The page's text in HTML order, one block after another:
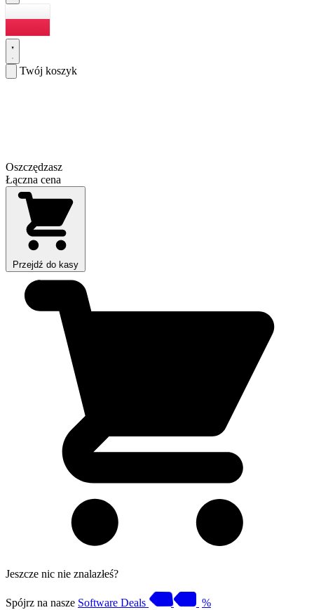
Twój koszyk
Oszczędzasz
Łączna cena
Przejdź do kasy
Jeszcze nic nie znalazłeś?
Spójrz na nasze Software Deals %